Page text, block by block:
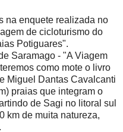
na enquete realizada no
de cicloturismo do
Potiguares".
Saramago - "A Viagem
como mote o livro
Miguel Dantas Cavalcanti
praias que integram o
de Sagi no litoral sul
km de muita natureza,